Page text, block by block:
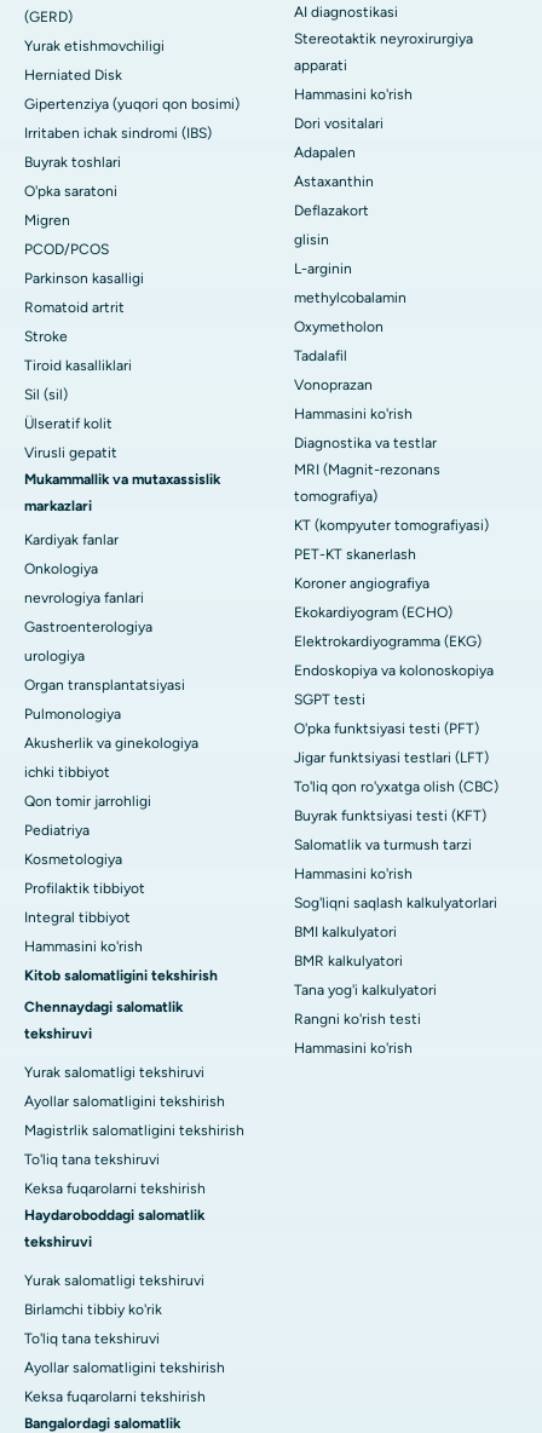
(GERD)
Yurak etishmovchiligi
Herniated Disk
Gipertenziya (yuqori qon bosimi)
Irritaben ichak sindromi (IBS)
Buyrak toshlari
O'pka saratoni
Migren
PCOD/PCOS
Parkinson kasalligi
Romatoid artrit
Stroke
Tiroid kasalliklari
Sil (sil)
Ülseratif kolit
Virusli gepatit
Mukammallik va mutaxassislik
markazlari
Kardiyak fanlar
Onkologiya
nevrologiya fanlari
Gastroenterologiya
urologiya
Organ transplantatsiyasi
Pulmonologiya
Akusherlik va ginekologiya
ichki tibbiyot
Qon tomir jarrohligi
Pediatriya
Kosmetologiya
Profilaktik tibbiyot
Integral tibbiyot
Hammasini ko'rish
Kitob salomatligini tekshirish
Chennaydagi salomatlik
tekshiruvi
Yurak salomatligi tekshiruvi
Ayollar salomatligini tekshirish
Magistrlik salomatligini tekshirish
To'liq tana tekshiruvi
Keksa fuqarolarni tekshirish
Haydaroboddagi salomatlik
tekshiruvi
Yurak salomatligi tekshiruvi
Birlamchi tibbiy ko'rik
To'liq tana tekshiruvi
Ayollar salomatligini tekshirish
Keksa fuqarolarni tekshirish
Bangalordagi salomatlik
AI diagnostikasi
Stereotaktik neyroxirurgiya
apparati
Hammasini ko'rish
Dori vositalari
Adapalen
Astaxanthin
Deflazakort
glisin
L-arginin
methylcobalamin
Oxymetholon
Tadalafil
Vonoprazan
Hammasini ko'rish
Diagnostika va testlar
MRI (Magnit-rezonans
tomografiya)
KT (kompyuter tomografiyasi)
PET-KT skanerlash
Koroner angiografiya
Ekokardiyogram (ECHO)
Elektrokardiyogramma (EKG)
Endoskopiya va kolonoskopiya
SGPT testi
O'pka funktsiyasi testi (PFT)
Jigar funktsiyasi testlari (LFT)
To'liq qon ro'yxatga olish (CBC)
Buyrak funktsiyasi testi (KFT)
Salomatlik va turmush tarzi
Hammasini ko'rish
Sog'liqni saqlash kalkulyatorlari
BMI kalkulyatori
BMR kalkulyatori
Tana yog'i kalkulyatori
Rangni ko'rish testi
Hammasini ko'rish